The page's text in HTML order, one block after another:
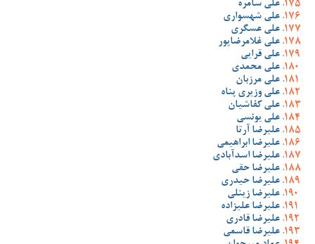
علی سامره
علی شهسواری
علی عسگری
علی غلامرضاپور
علی قرایی
علی محمدی
علی مرزبان
علی وزیری پناه
علی کفاشیان
علی یونسی
علیرضا آرتا
علیرضا ابراهیمی
علیرضا اسدآبادی
علیرضا حقی
علیرضا حیدری
علیرضا زینلی
علیرضا علیزاده
علیرضا قادری
علیرضا قاسمی